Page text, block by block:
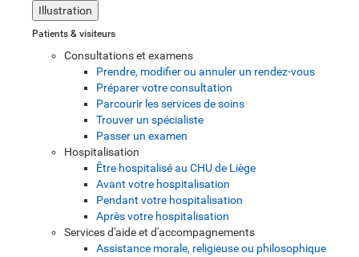
Illustration
Patients & visiteurs
Consultations et examens
Prendre, modifier ou annuler un rendez-vous
Préparer votre consultation
Parcourir les services de soins
Trouver un spécialiste
Passer un examen
Hospitalisation
Être hospitalisé au CHU de Liège
Avant votre hospitalisation
Pendant votre hospitalisation
Après votre hospitalisation
Services d'aide et d'accompagnements
Assistance morale, religieuse ou philosophique